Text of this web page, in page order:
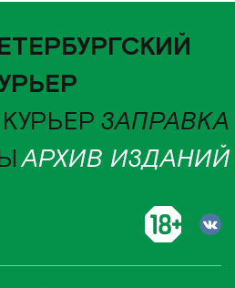
ЗАПРАВКА
АРХИВ ИЗДАНИЙ